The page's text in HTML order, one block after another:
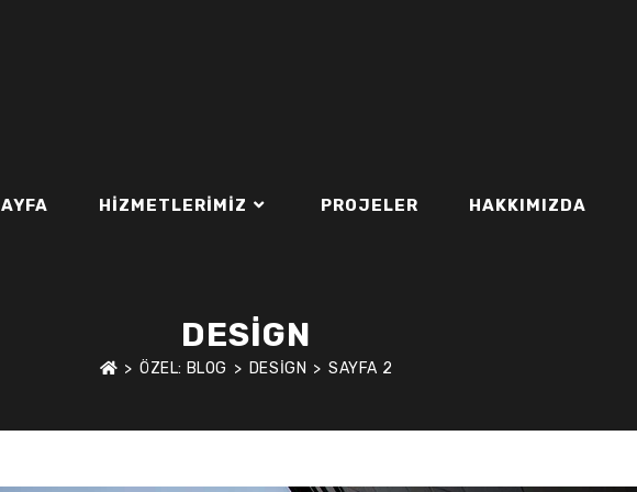
HIZMETLERIMIZ PROJELER HAKKIMIZDA
DESIGN
> ÖZEL: BLOG > DESIGN > SAYFA 2